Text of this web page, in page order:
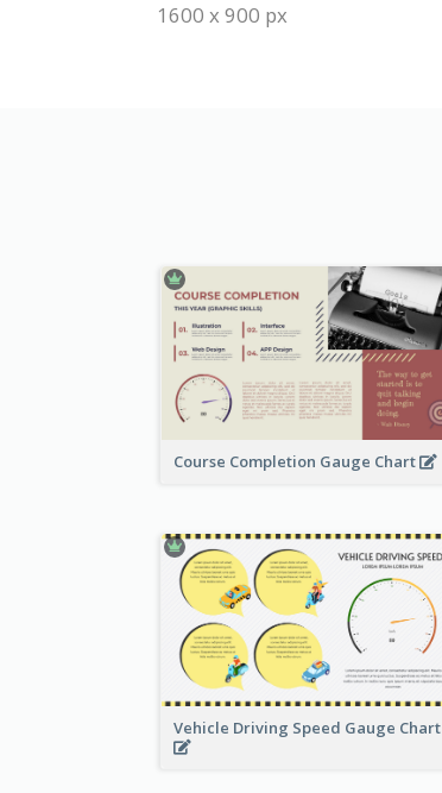
1600 x 900 px
Course Completion Gauge Chart
Vehicle Driving Speed Gauge Chart